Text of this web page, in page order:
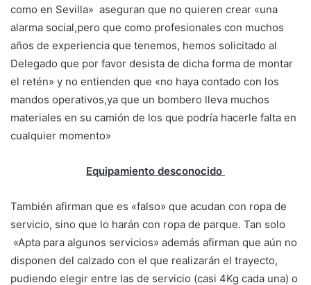
como en Sevilla» aseguran que no quieren crear «una
alarma social,pero que como profesionales con muchos
años de experiencia que tenemos, hemos solicitado al
Delegado que por favor desista de dicha forma de montar
el retén» y no entienden que «no haya contado con los
mandos operativos,ya que un bombero lleva muchos
materiales en su camión de los que podría hacerle falta en
cualquier momento»
Equipamiento desconocido
También afirman que es «falso» que acudan con ropa de
servicio, sino que lo harán con ropa de parque. Tan solo
«Apta para algunos servicios» además afirman que aún no
disponen del calzado con el que realizarán el trayecto,
pudiendo elegir entre las de servicio (casi 4Kg cada una) o